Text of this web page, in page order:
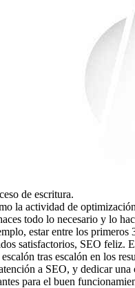
de escritura.
la actividad de
todo lo necesario y lo
estar entre los
satisfactorios, SEO feliz.
tras escalón en los
a SEO, y dedicar
para el buen